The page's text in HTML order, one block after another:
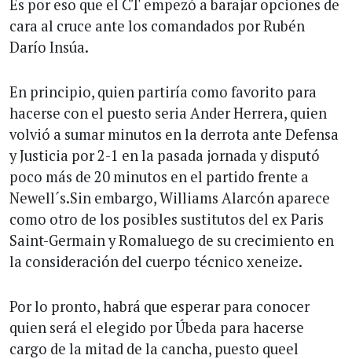
Es por eso que el CT empezó a barajar opciones de
cara al cruce ante los comandados por Rubén
Darío Insúa.
En principio, quien partiría como favorito para
hacerse con el puesto seria Ander Herrera, quien
volvió a sumar minutos en la derrota ante Defensa
y Justicia por 2-1 en la pasada jornada y disputó
poco más de 20 minutos en el partido frente a
Newell´s.Sin embargo, Williams Alarcón aparece
como otro de los posibles sustitutos del ex Paris
Saint-Germain y Romaluego de su crecimiento en
la consideración del cuerpo técnico xeneize.
Por lo pronto, habrá que esperar para conocer
quien será el elegido por Úbeda para hacerse
cargo de la mitad de la cancha, puesto queel